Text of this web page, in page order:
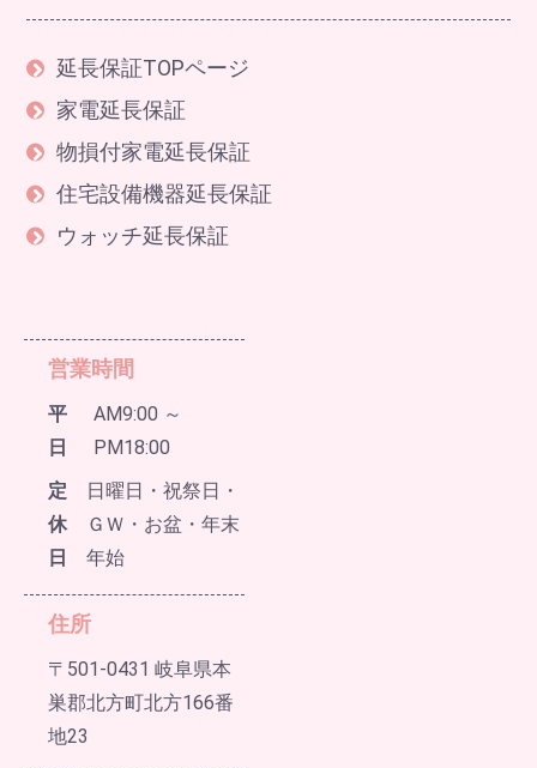
延長保証TOPページ
家電延長保証
物損付家電延長保証
住宅設備機器延長保証
ウォッチ延長保証
営業時間
平
日
AM9:00 ～
PM18:00
定
休
日
日曜日・祝祭日・
ＧＷ・お盆・年末
年始
住所
〒501-0431 岐阜県本
巣郡北方町北方166番
地23